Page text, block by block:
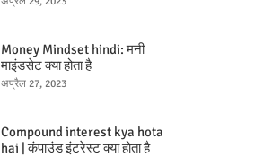
Money Mindset hindi: मनी
माइंडसेट क्या होता है
अप्रैल 27, 2023
Compound interest kya hota
hai | कंपाउंड इंटरेस्ट क्या होता है